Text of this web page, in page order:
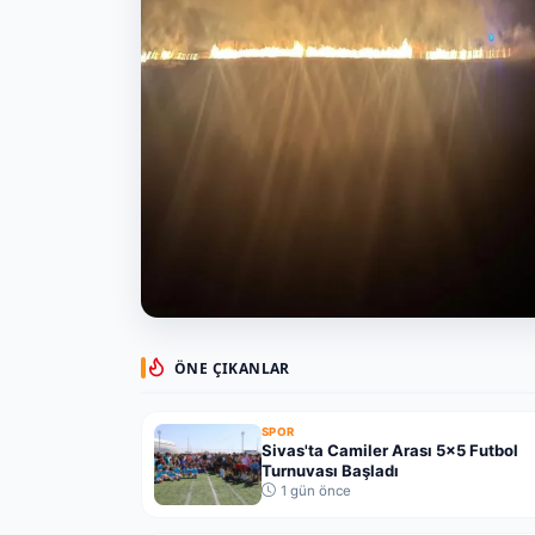
Sivas Şarkışla'da Buğday
5 saat önce ·
ÖNE ÇIKANLAR
SPOR
Sivas'ta Camiler Arası 5x5 Futbol
Turnuvası Başladı
1 gün önce